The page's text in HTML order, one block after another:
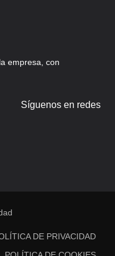
empresa, con
Síguenos en redes
DE PRIVACIDAD